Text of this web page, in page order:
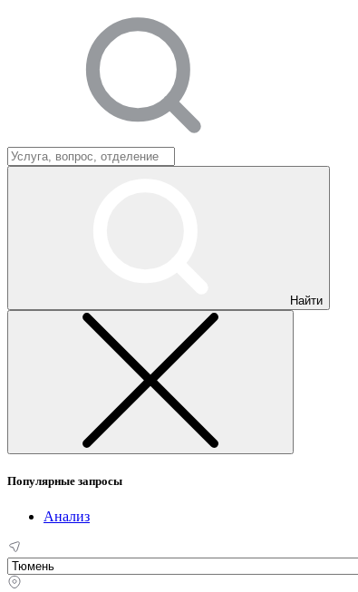
Найти
Популярные запросы
Анализ